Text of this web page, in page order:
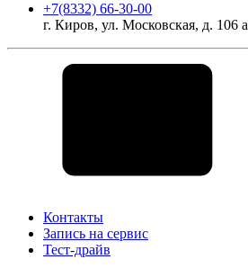
+7(8332) 66-30-00
г. Киров, ул. Московская, д. 106 а
Контакты
Запись на сервис
Тест-драйв